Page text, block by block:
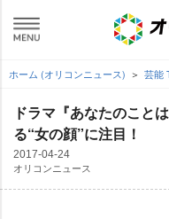
ホーム (オリコンニュース) 芸能
ドラマ『あなたのこと
る“女の顔”に注目！
2017-04-24
オリコンニュース